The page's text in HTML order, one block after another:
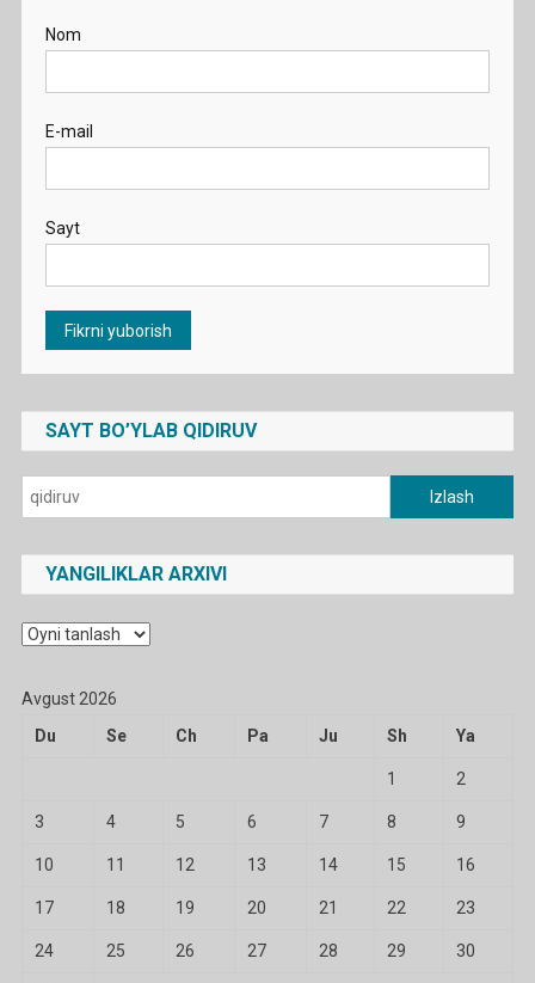
Nom
E-mail
Sayt
SAYT BO’YLAB QIDIRUV
Qidirshish:
YANGILIKLAR ARXIVI
Yangiliklar
Avgust 2026
Du
Se Ch Pa Ju Sh Ya
1 2
3 4 5 6 7 8 9
10 11 12 13 14 15 16
17 18 19 20 21 22 23
24 25 26 27 28 29 30